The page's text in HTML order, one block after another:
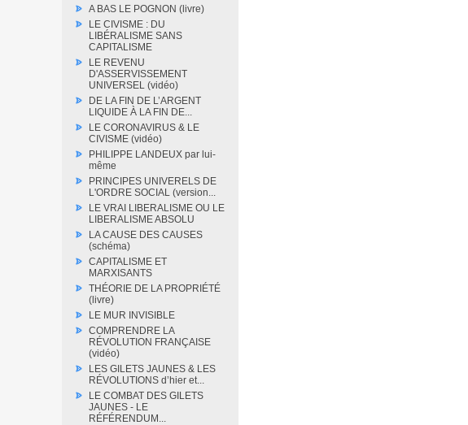
A BAS LE POGNON (livre)
LE CIVISME : DU
LIBÉRALISME SANS
CAPITALISME
LE REVENU
D'ASSERVISSEMENT
UNIVERSEL (vidéo)
DE LA FIN DE L’ARGENT
LIQUIDE À LA FIN DE...
LE CORONAVIRUS & LE
CIVISME (vidéo)
PHILIPPE LANDEUX par lui-
même
PRINCIPES UNIVERELS DE
L'ORDRE SOCIAL (version...
LE VRAI LIBERALISME OU LE
LIBERALISME ABSOLU
LA CAUSE DES CAUSES
(schéma)
CAPITALISME ET
MARXISANTS
THÉORIE DE LA PROPRIÉTÉ
(livre)
LE MUR INVISIBLE
COMPRENDRE LA
RÉVOLUTION FRANÇAISE
(vidéo)
LES GILETS JAUNES & LES
RÉVOLUTIONS d’hier et...
LE COMBAT DES GILETS
JAUNES - LE
RÉFÉRENDUM...